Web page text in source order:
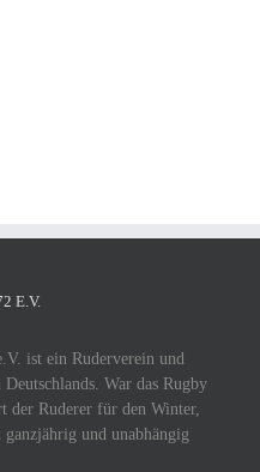
E.V.
ist ein Ruderverein und
War das Rugby
der Ruderer für den Winter,
und unabhängig